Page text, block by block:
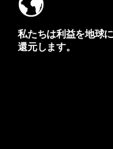
私たちは利益を地球に
還元します。